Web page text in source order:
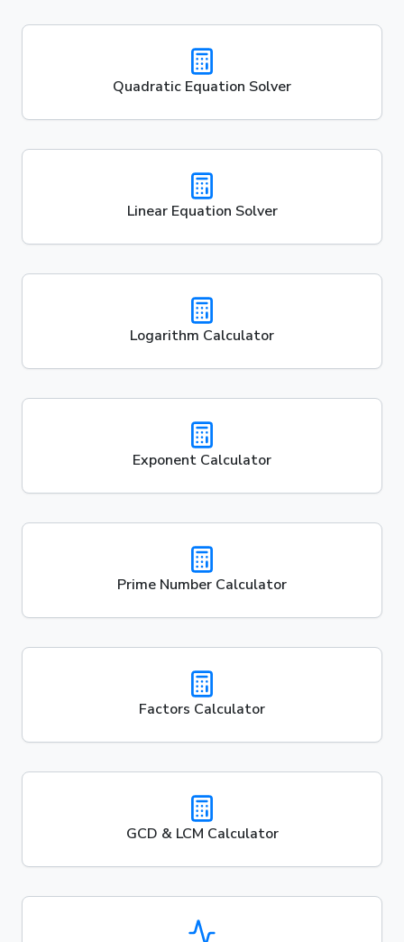
Quadratic Equation Solver
Linear Equation Solver
Logarithm Calculator
Exponent Calculator
Prime Number Calculator
Factors Calculator
GCD & LCM Calculator